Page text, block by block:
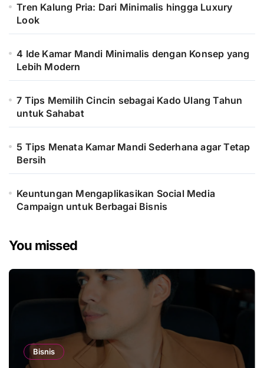
Tren Kalung Pria: Dari Minimalis hingga Luxury
Look
4 Ide Kamar Mandi Minimalis dengan Konsep yang
Lebih Modern
7 Tips Memilih Cincin sebagai Kado Ulang Tahun
untuk Sahabat
5 Tips Menata Kamar Mandi Sederhana agar Tetap
Bersih
Keuntungan Mengaplikasikan Social Media
Campaign untuk Berbagai Bisnis
You missed
Bisnis